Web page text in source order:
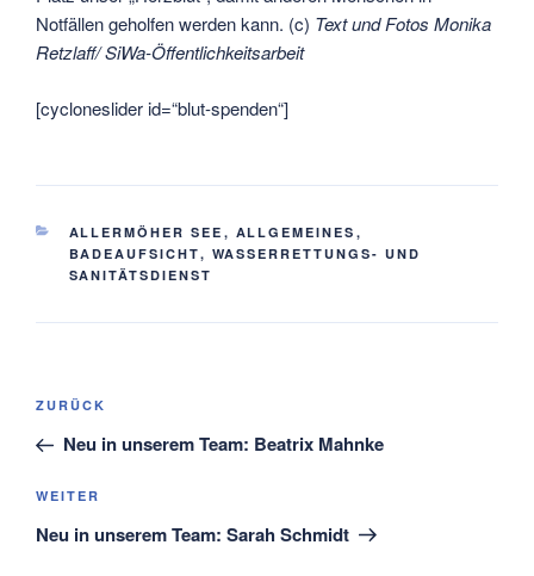
Notfällen geholfen werden kann. (c) Text und Fotos Monika
Retzlaff/ SiWa-Öffentlichkeitsarbeit
[cycloneslider id=“blut-spenden“]
KATEGORIEN
ALLERMÖHER SEE , ALLGEMEINES ,
BADEAUFSICHT, WASSERRETTUNGS- UND
SANITÄTSDIENST
Beitragsnavigation
Vorheriger
Beitrag
ZURÜCK
Neu in unserem Team: Beatrix Mahnke
Nächster
Beitrag
WEITER
Neu in unserem Team: Sarah Schmidt